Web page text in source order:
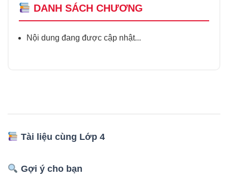
DANH SÁCH CHƯƠNG
Nội dung đang được cập nhật...
Tài liệu cùng Lớp 4
Gợi ý cho bạn